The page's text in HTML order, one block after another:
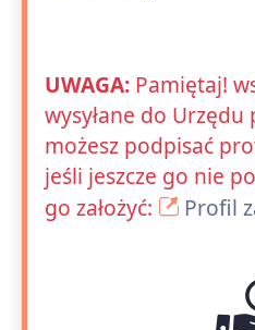
UWAGA: Pamiętaj!
wysyłane do Urzędu
możesz podpisać
jeśli jeszcze go nie
go założyć:
Profil